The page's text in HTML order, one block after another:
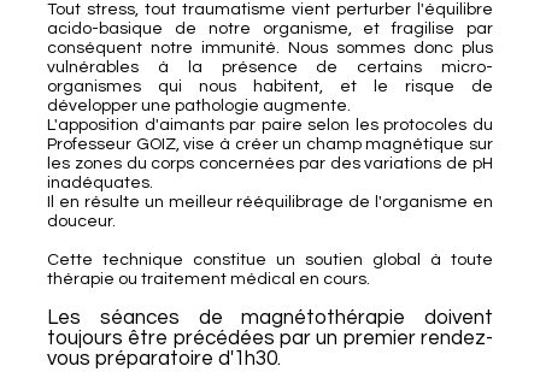
Tout stress, tout traumatisme vient perturber l'équilibre
acido-basique de notre organisme, et fragilise par
conséquent notre immunité. Nous sommes donc plus
vulnérables à la présence de certains micro-
organismes qui nous habitent, et le risque de
développer une pathologie augmente.
L'apposition d'aimants par paire selon les protocoles du
Professeur GOIZ, vise à créer un champ magnétique sur
les zones du corps concernées par des variations de pH
inadéquates.
Il en résulte un meilleur rééquilibrage de l'organisme en
douceur.
Cette technique constitue un soutien global à toute
thérapie ou traitement médical en cours.
Les séances de magnétothérapie doivent
toujours être précédées par un premier rendez-
vous préparatoire d'1h30.